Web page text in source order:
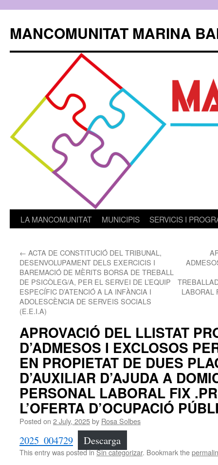
content
MANCOMUNITAT MARINA
LA MANCOMUNITAT MUNICIPIS SERVICIS I
← ACTA DE CONSTITUCIÓ DEL TRIBUNAL,
DESENVOLUPAMENT DELS EXERCICIS I
BAREMACIÓ DE MÈRITS BORSA DE TREBALL
DE PSICÒLEG/A, PER EL SERVEI DE L’EQUIP
ESPECÍFIC D’ATENCIÓ A LA INFÀNCIA I
ADOLESCÈNCIA DE SERVEIS SOCIALS
(E.E.I.A)
LABORAL
APROVACIÓ DEL LLISTAT
D’ADMESOS I EXCLOSOS
EN PROPIETAT DE DUES
D’AUXILIAR D’AJUDA A
PERSONAL LABORAL FIX
L’OFERTA D’OCUPACIÓ
Posted on 2 July, 2025by Rosa Solbes
2025_004729 Descarga
This entry was posted inSin categorizar. Bookmark the